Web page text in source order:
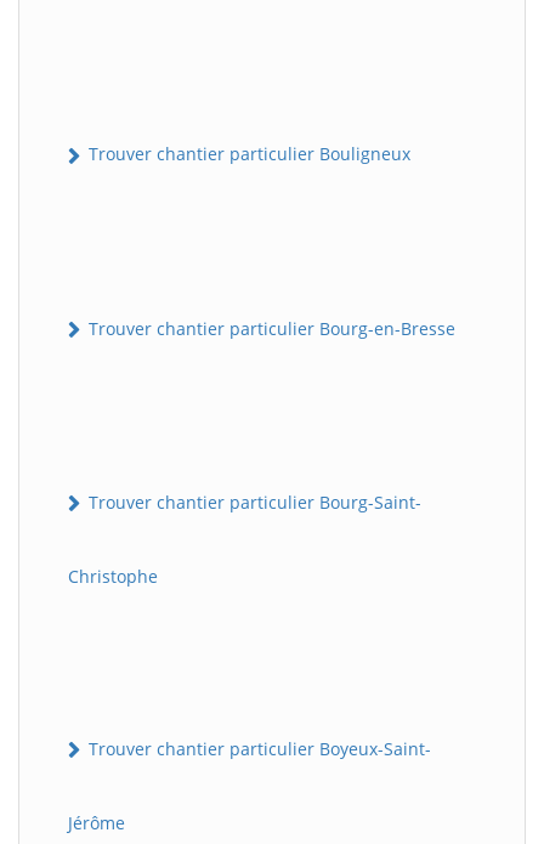
Trouver chantier particulier Bouligneux
Trouver chantier particulier Bourg-en-Bresse
Trouver chantier particulier Bourg-Saint-
Christophe
Trouver chantier particulier Boyeux-Saint-
Jérôme